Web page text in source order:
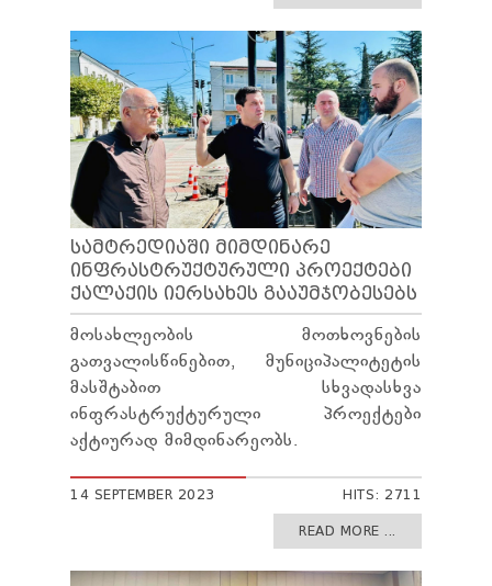
ᲡᲐᲛᲢᲠᲔᲓᲘᲐᲨᲘ ᲛᲘᲛᲓᲘᲜᲐᲠᲔ
ᲘᲜᲤᲠᲐᲡᲢᲠᲣᲥᲢᲣᲠᲣᲚᲘ ᲞᲠᲝᲔᲥᲢᲔᲑᲘ
ᲥᲐᲚᲐᲥᲘᲡ ᲘᲔᲠᲡᲐᲮᲔᲡ ᲒᲐᲐᲣᲛᲯᲝᲑᲔᲡᲔᲑᲡ
მოსახლეობის მოთხოვნების
გათვალისწინებით, მუნიციპალიტეტის
მასშტაბით სხვადასხვა
ინფრასტრუქტურული პროექტები
აქტიურად მიმდინარეობს.
14 SEPTEMBER 2023 HITS: 2711
READ MORE ...